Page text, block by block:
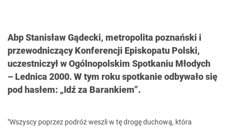
Abp Stanisław Gądecki, metropolita poznański i
przewodniczący Konferencji Episkopatu Polski,
uczestniczył w Ogólnopolskim Spotkaniu Młodych
– Lednica 2000. W tym roku spotkanie odbywało się
pod hasłem: „Idź za Barankiem”.
"Wszyscy poprzez podróż weszli w tę drogę duchową, która